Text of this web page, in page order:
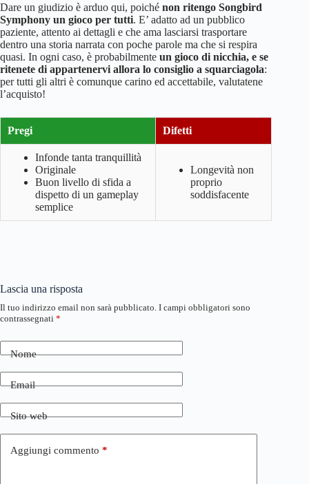
Dare un giudizio è arduo qui, poiché non ritengo Songbird
Symphony un gioco per tutti. E’ adatto ad un pubblico
paziente, attento ai dettagli e che ama lasciarsi trasportare
dentro una storia narrata con poche parole ma che si respira
quasi. In ogni caso, è probabilmente un gioco di nicchia, e se
ritenete di appartenervi allora lo consiglio a squarciagola:
per tutti gli altri è comunque carino ed accettabile, valutatene
l’acquisto!
Pregi Difetti
Infonde tanta tranquillità
Originale
Buon livello di sfida a
dispetto di un gameplay
semplice
Longevità non
proprio
soddisfacente
Lascia una risposta
Il tuo indirizzo email non sarà pubblicato. I campi obbligatori sono
contrassegnati *
Nome
Email
Sito web
Aggiungi commento *